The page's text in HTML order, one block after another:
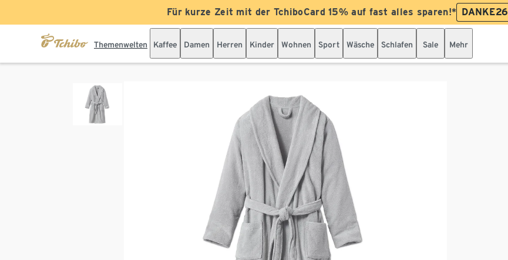
Für kurze Zeit mit der TchiboCard 15% auf fast alles sparen!* DANKE26
Themenwelten Kaffee Damen Herren Kinder Wohnen Sport Wäsche Schlafen Sale Mehr